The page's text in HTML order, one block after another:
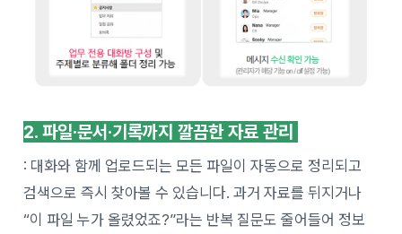
2. 파일·문서·기록까지 깔끔한 자료 관리
: 대화와 함께 업로드되는 모든 파일이 자동으로 정리되고
검색으로 즉시 찾아볼 수 있습니다. 과거 자료를 뒤지거나
“이 파일 누가 올렸었죠?”라는 반복 질문도 줄어들어 정보